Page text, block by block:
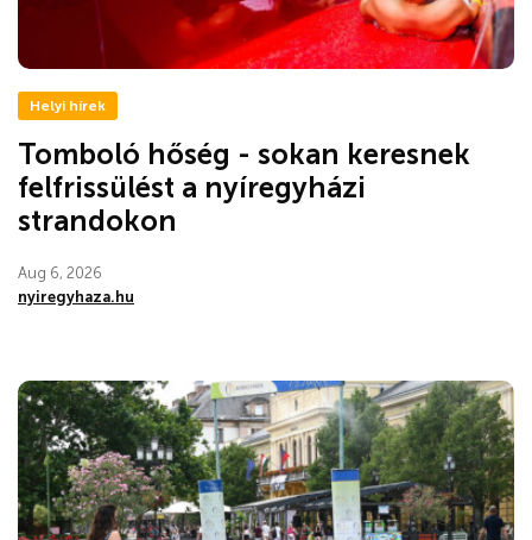
Helyi hírek
Tomboló hőség - sokan keresnek
felfrissülést a nyíregyházi
strandokon
Aug 6, 2026
nyiregyhaza.hu